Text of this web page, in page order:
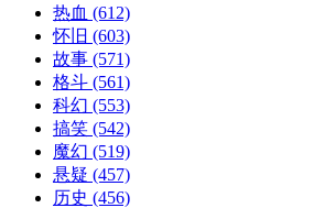
热血 (612)
怀旧 (603)
故事 (571)
格斗 (561)
科幻 (553)
搞笑 (542)
魔幻 (519)
悬疑 (457)
历史 (456)